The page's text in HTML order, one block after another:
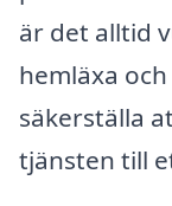
är det alltid
hemläxa
säkerställa
tjänsten till